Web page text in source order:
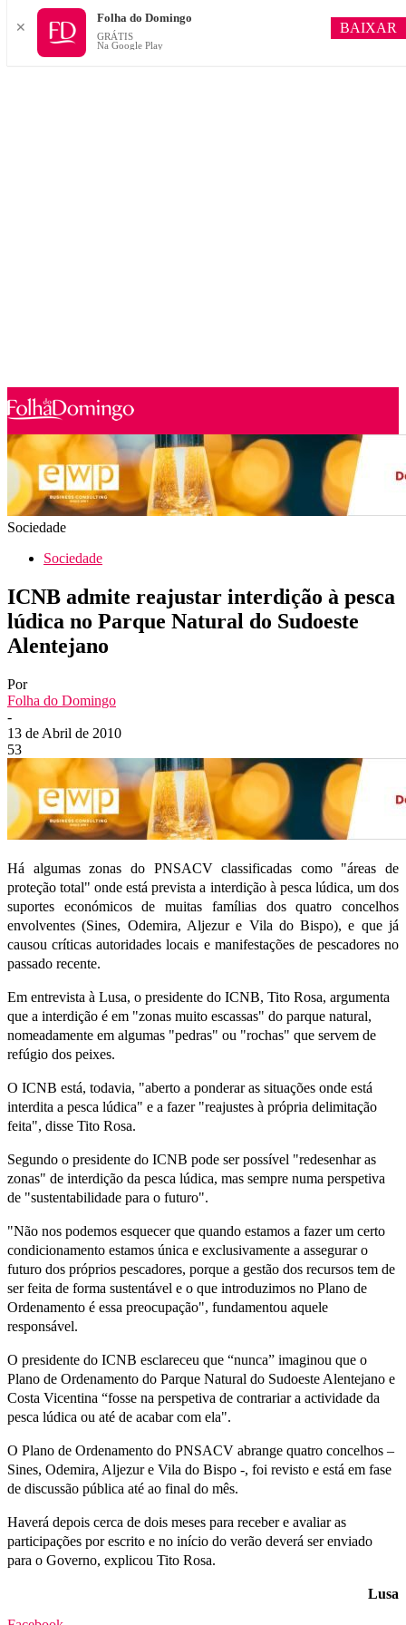
Sociedade
Sociedade
ICNB admite reajustar interdição à pesca
lúdica no Parque Natural do Sudoeste
Alentejano
Por
Folha do Domingo
-
13 de Abril de 2010
53
Há algumas zonas do PNSACV classificadas como "áreas de
proteção total" onde está prevista a interdição à pesca lúdica, um dos
suportes económicos de muitas famílias dos quatro concelhos
envolventes (Sines, Odemira, Aljezur e Vila do Bispo), e que já
causou críticas autoridades locais e manifestações de pescadores no
passado recente.
Em entrevista à Lusa, o presidente do ICNB, Tito Rosa, argumenta
que a interdição é em "zonas muito escassas" do parque natural,
nomeadamente em algumas "pedras" ou "rochas" que servem de
refúgio dos peixes.
O ICNB está, todavia, "aberto a ponderar as situações onde está
interdita a pesca lúdica" e a fazer "reajustes à própria delimitação
feita", disse Tito Rosa.
Segundo o presidente do ICNB pode ser possível "redesenhar as
zonas" de interdição da pesca lúdica, mas sempre numa perspetiva
de "sustentabilidade para o futuro".
"Não nos podemos esquecer que quando estamos a fazer um certo
condicionamento estamos única e exclusivamente a assegurar o
futuro dos próprios pescadores, porque a gestão dos recursos tem de
ser feita de forma sustentável e o que introduzimos no Plano de
Ordenamento é essa preocupação", fundamentou aquele
responsável.
O presidente do ICNB esclareceu que “nunca” imaginou que o
Plano de Ordenamento do Parque Natural do Sudoeste Alentejano e
Costa Vicentina “fosse na perspetiva de contrariar a actividade da
pesca lúdica ou até de acabar com ela".
O Plano de Ordenamento do PNSACV abrange quatro concelhos –
Sines, Odemira, Aljezur e Vila do Bispo -, foi revisto e está em fase
de discussão pública até ao final do mês.
Haverá depois cerca de dois meses para receber e avaliar as
participações por escrito e no início do verão deverá ser enviado
para o Governo, explicou Tito Rosa.
Lusa
✕
Folha do Domingo
GRÁTIS
Na Google Play
BAIXAR